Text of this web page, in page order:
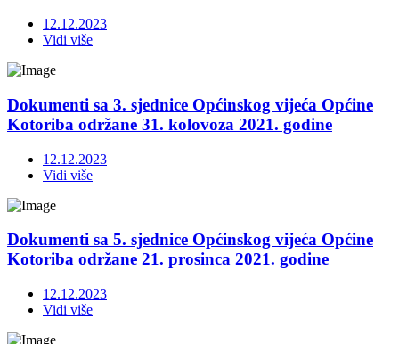
12.12.2023
Vidi više
Dokumenti sa 3. sjednice Općinskog vijeća Općine
Kotoriba održane 31. kolovoza 2021. godine
12.12.2023
Vidi više
Dokumenti sa 5. sjednice Općinskog vijeća Općine
Kotoriba održane 21. prosinca 2021. godine
12.12.2023
Vidi više